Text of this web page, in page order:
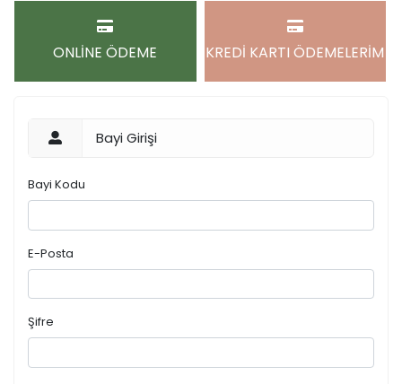
ONLİNE ÖDEME KREDİ KARTI ÖDEMELERİM
Bayi Girişi
Bayi Kodu
E-Posta
Şifre